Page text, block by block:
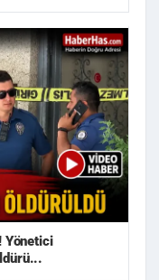
Yönetici